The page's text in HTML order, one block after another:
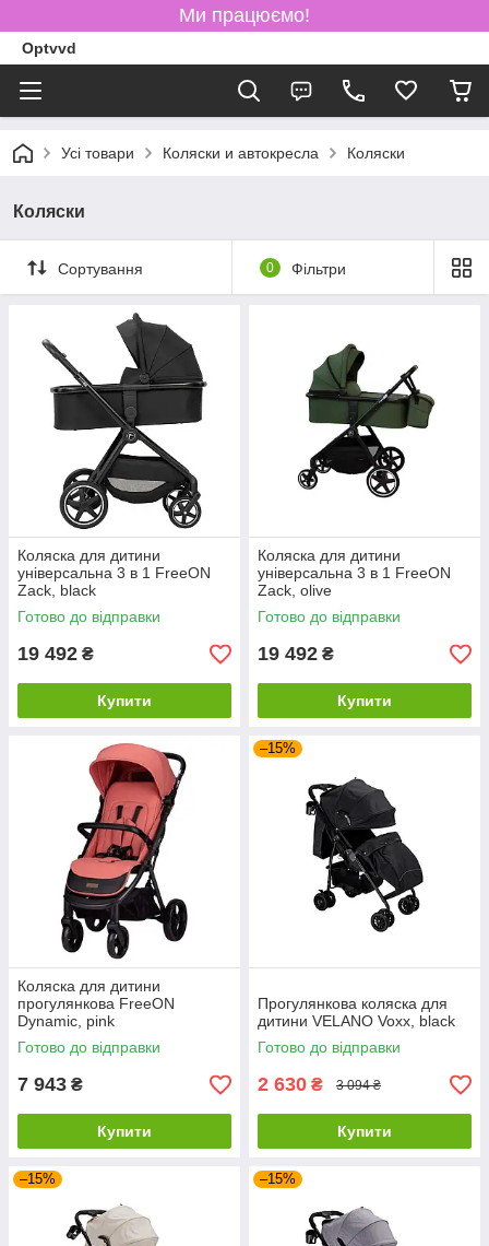
Ми працюємо!
Optvvd
Усі товари Коляски и автокресла Коляски
Коляски
Сортування 0 Фільтри
Коляска для дитини
універсальна 3 в 1 FreeON
Zack, black
Готово до відправки
19 492 ₴
Купити
Коляска для дитини
універсальна 3 в 1 FreeON
Zack, olive
Готово до відправки
19 492 ₴
Купити
Коляска для дитини
прогулянкова FreeON
Dynamic, pink
Готово до відправки
7 943 ₴
Купити
–15%
Прогулянкова коляска для
дитини VELANO Voxx, black
Готово до відправки
2 630 ₴ 3 094 ₴
Купити
–15% –15%